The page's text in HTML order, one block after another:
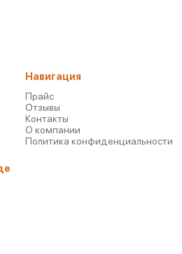
Навигация
Прайс
Отзывы
Контакты
О компании
Политика конфиденциальности